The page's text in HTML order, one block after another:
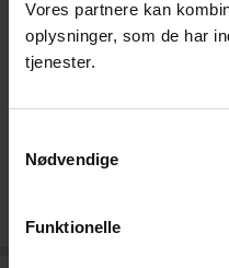
Vores partnere kan
oplysninger, som de har
tjenester.
Nødvendige
Funktionelle
KWC forbruser til bord med 2
greb, to-huls H130 mm
Varenr: 81274915
Læg i kurv